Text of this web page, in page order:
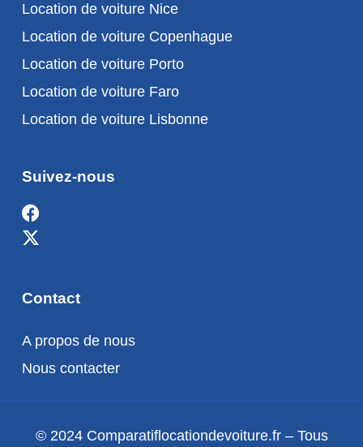
Location de voiture Nice
Location de voiture Copenhague
Location de voiture Porto
Location de voiture Faro
Location de voiture Lisbonne
Suivez-nous
Contact
A propos de nous
Nous contacter
© 2024 Comparatiflocationdevoiture.fr – Tous